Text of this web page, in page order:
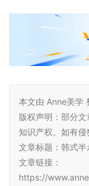
本文由 Anne美学
版权声明：部分
知识产权。如有侵
文章标题：韩式
文章链接：
https://